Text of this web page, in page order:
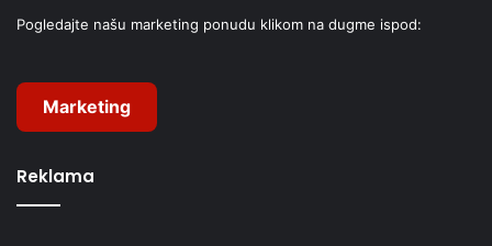
Pogledajte našu marketing ponudu klikom na dugme ispod:
Marketing
Reklama